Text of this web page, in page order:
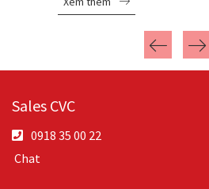
Sales CVC
0918 35 00 22
Chat